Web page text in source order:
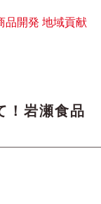
品開発 地域貢献
！岩瀬食品